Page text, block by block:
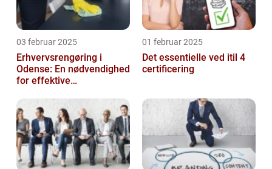
03 februar 2025
Erhvervsrengøring i
Odense: En nødvendighed
for effektive
01 februar 2025
Det essentielle ved itil 4
certificering